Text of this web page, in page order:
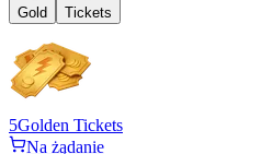
Gold Tickets
5Golden Tickets
Na żądanie